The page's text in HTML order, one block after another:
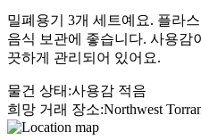
밀폐용기 3개 세트예요. 플라
음식 보관에 좋습니다. 사용감
끗하게 관리되어 있어요.
물건 상태 :사용감 적음
희망 거래 장소:Northwest